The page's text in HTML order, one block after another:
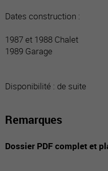
Dates construction :
1987 et 1988 Chalet
1989 Garage
Disponibilité : de suite
Remarques
Dossier PDF complet et